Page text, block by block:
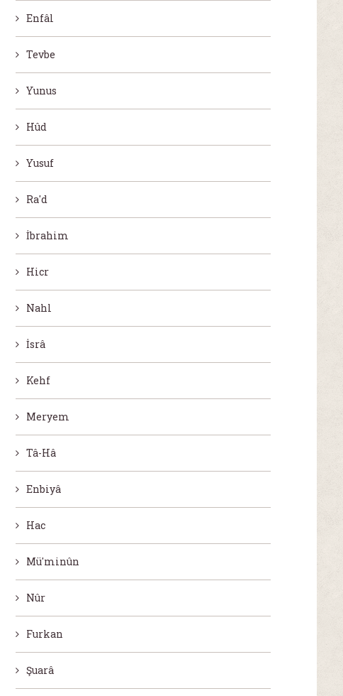
Enfâl
Tevbe
Yunus
Hûd
Yusuf
Ra'd
İbrahim
Hicr
Nahl
İsrâ
Kehf
Meryem
Tâ-Hâ
Enbiyâ
Hac
Mü'minûn
Nûr
Furkan
Şuarâ